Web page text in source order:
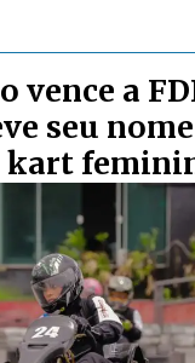
vence a
seu